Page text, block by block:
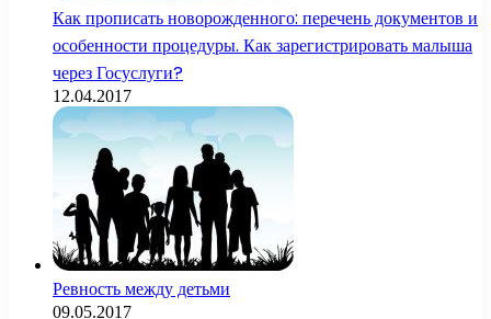
Как прописать новорожденного: перечень документов и
особенности процедуры. Как зарегистрировать малыша
через Госуслуги?
12.04.2017
Ревность между детьми
09.05.2017